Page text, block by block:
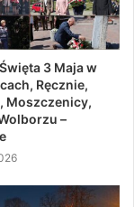
3 Maja w
Ręcznie,
Moszczenicy,
–